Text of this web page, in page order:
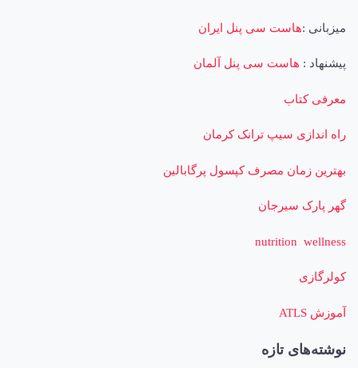
میزبانی :هاست سی پنل ایران
پیشنهاد : هاست سی پنل آلمان
معرفی کتاب
راه اندازی سیپ ترانک کرمان
بهترین زمان مصرف کپسول پرگابالین
گهر پارک سیرجان
nutrition wellness
کولرگازی
آموزش ATLS
نوشته‌های تازه